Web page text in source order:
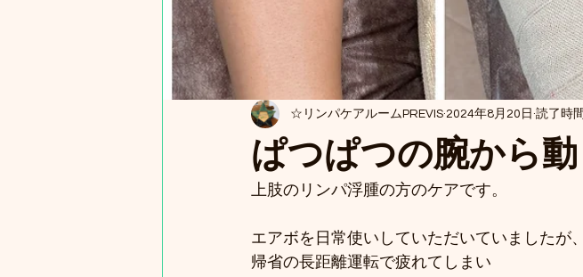
ぱつぱつの腕から
☆リンパケアルームPREVIS 2024年8月20日 読了時
上肢のリンパ浮腫の方のケアです。
エアボを日常使いしていただいていましたが、
帰省の長距離運転で疲れてしまい